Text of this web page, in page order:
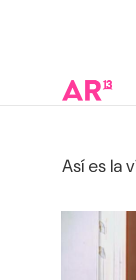
Así es la